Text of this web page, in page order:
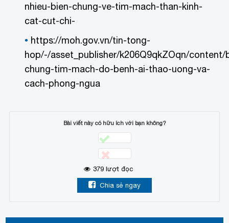
nhieu-bien-chung-ve-tim-mach-than-kinh-
cat-cut-chi-
https://moh.gov.vn/tin-tong-
hop/-/asset_publisher/k206Q9qkZOqn/content/
chung-tim-mach-do-benh-ai-thao-uong-va-
cach-phong-ngua
Bài viết này có hữu ích với bạn không?
379lượt đọc
Chia sẻ ngay